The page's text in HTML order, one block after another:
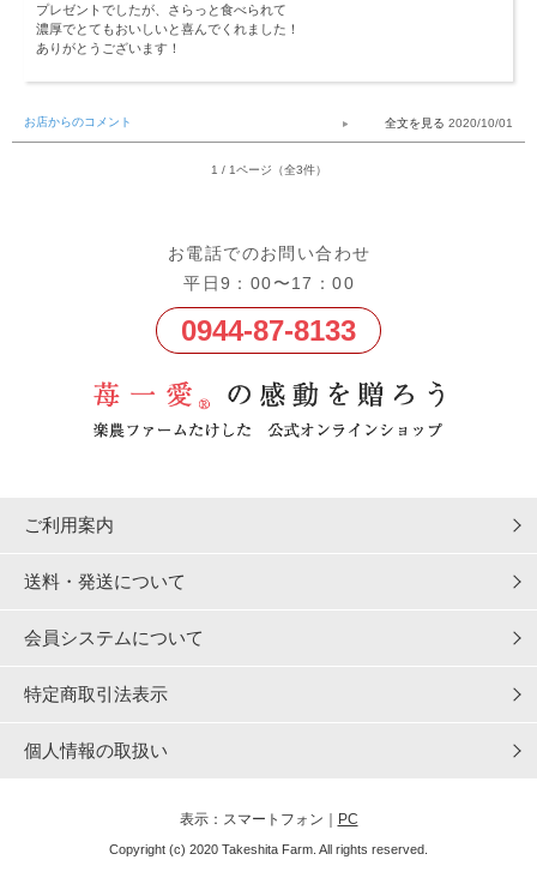
プレゼントでしたが、さらっと食べられて
濃厚でとてもおいしいと喜んでくれました！
ありがとうございます！
お店からのコメント 2020/10/01
1 / 1ページ（全3件）
お電話でのお問い合わせ
平日9：00〜17：00
0944-87-8133
ご利用案内
送料・発送について
会員システムについて
特定商取引法表示
個人情報の取扱い
表示：スマートフォン｜ PC
Copyright (c) 2020 Takeshita Farm. All rights reserved.